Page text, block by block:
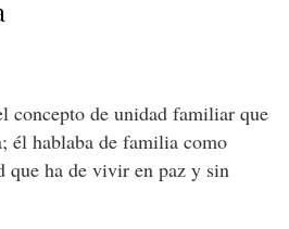
concepto de unidad familiar que
él hablaba de familia como
que ha de vivir en paz y sin